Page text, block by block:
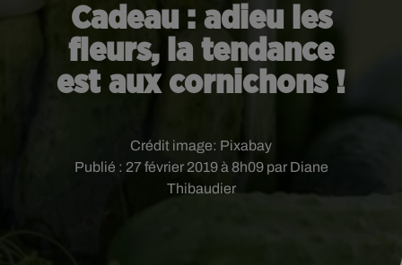
Cadeau : adieu les
fleurs, la tendance
est aux cornichons !
Publié : 27 février 2019 à 8h09 par Diane
Thibaudier
Crédit image: Pixabay